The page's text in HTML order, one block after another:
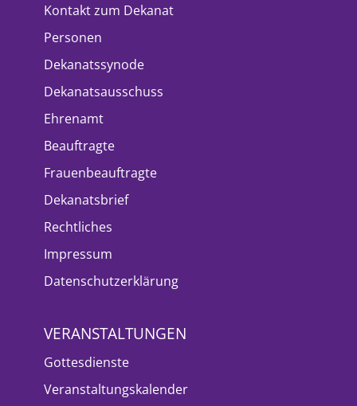
Kontakt zum Dekanat
Personen
Dekanatssynode
Dekanatsausschuss
Ehrenamt
Beauftragte
Frauenbeauftragte
Dekanatsbrief
Rechtliches
Impressum
Datenschutzerklärung
VERANSTALTUNGEN
Gottesdienste
Veranstaltungskalender